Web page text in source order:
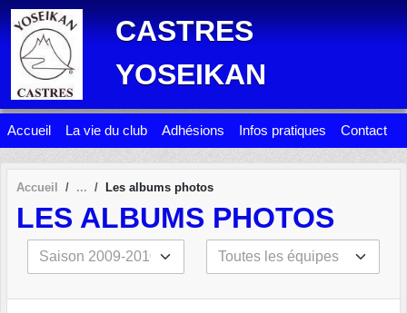
CASTRES
YOSEIKAN
Accueil La vie du club Adhésions Infos pratiques Contact
Accueil Les albums photos
LES ALBUMS PHOTOS
Panneau de gestion des cookies